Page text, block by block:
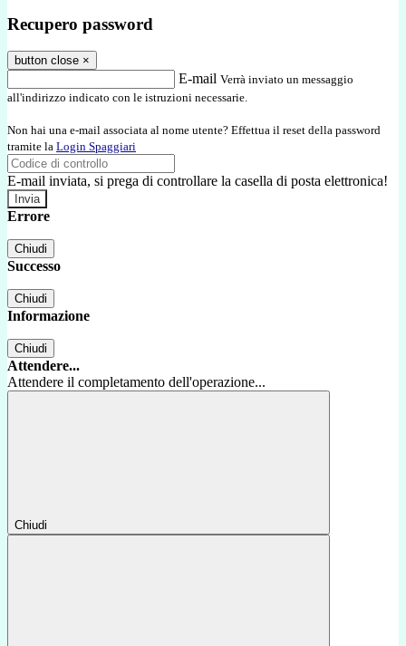
Recupero password
button close ×
E-mail Verrà inviato un messaggio
all'indirizzo indicato con le istruzioni necessarie.
Non hai una e-mail associata al nome utente? Effettua il reset della password
tramite la Login Spaggiari
E-mail inviata, si prega di controllare la casella di posta elettronica!
Errore
Chiudi
Successo
Chiudi
Informazione
Chiudi
Attendere...
Attendere il completamento dell'operazione...
Chiudi